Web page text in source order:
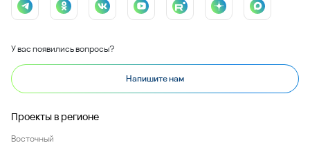
У вас появились вопросы?
Напишите нам
Проекты в регионе
Восточный